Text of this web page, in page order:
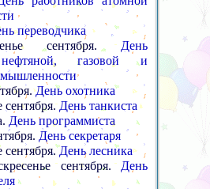
переводчика
сентября. День
газовой и
День охотника
сентября.День танкиста
День программиста
День секретаря
сентября.День лесника
сентября. День